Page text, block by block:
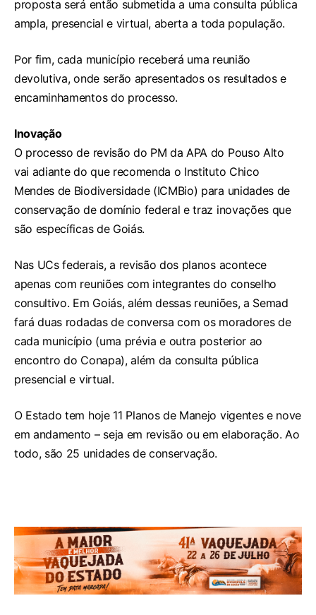
proposta será então submetida a uma consulta pública
ampla, presencial e virtual, aberta a toda população.
Por fim, cada município receberá uma reunião
devolutiva, onde serão apresentados os resultados e
encaminhamentos do processo.
Inovação
O processo de revisão do PM da APA do Pouso Alto
vai adiante do que recomenda o Instituto Chico
Mendes de Biodiversidade (ICMBio) para unidades de
conservação de domínio federal e traz inovações que
são específicas de Goiás.
Nas UCs federais, a revisão dos planos acontece
apenas com reuniões com integrantes do conselho
consultivo. Em Goiás, além dessas reuniões, a Semad
fará duas rodadas de conversa com os moradores de
cada município (uma prévia e outra posterior ao
encontro do Conapa), além da consulta pública
presencial e virtual.
O Estado tem hoje 11 Planos de Manejo vigentes e nove
em andamento – seja em revisão ou em elaboração. Ao
todo, são 25 unidades de conservação.